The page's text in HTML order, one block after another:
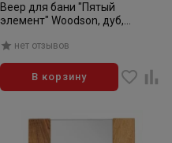
Веер для бани "Пятый
элемент" Woodson, дуб,
нет отзывов
В корзину